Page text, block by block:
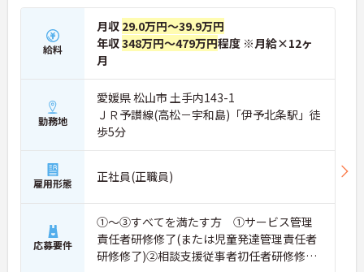
給料
月収 29.0万円～39.9万円
年収348万円～479万円程度 ※月給×12ヶ
月
勤務地
愛媛県 松山市 土手内143-1
ＪＲ予讃線(高松－宇和島)「伊予北条駅」徒
歩5分
雇用形態 正社員(正職員)
応募要件
①～③すべてを満たす方 ①サービス管理
責任者研修修了(または児童発達管理責任者
研修修了)②相談支援従事者初任者研修修了